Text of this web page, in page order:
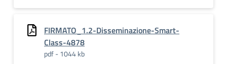
FIRMATO_1.2-Disseminazione-Smart-
Class-4878
pdf - 1044 kb